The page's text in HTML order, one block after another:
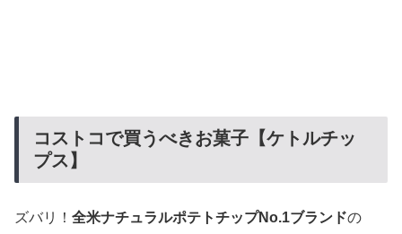
コストコで買うべきお菓子【ケトルチッ
プス】
ズバリ！ 全米ナチュラルポテトチップNo.1ブランドの